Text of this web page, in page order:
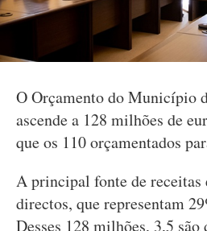
O Orçamento do Município
ascende a 128 milhões de
que os 110 orçamentados
A principal fonte de receitas
directos, que representam
Desses 128 milhões, 3,5 são